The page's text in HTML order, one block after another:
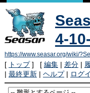
4-
https://www.seasar.org/wiki/
[ トップ] [ 編集| 差分|
| 最終更新| ヘルプ| ログ